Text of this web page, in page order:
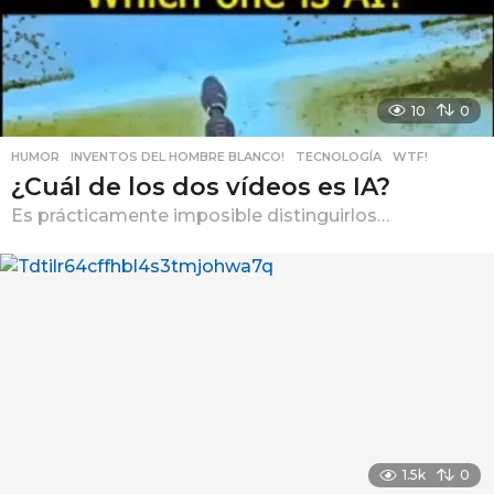
10 0
HUMOR ,INVENTOS DEL HOMBRE BLANCO! ,TECNOLOGÍA ,WTF!
¿Cuál de los dos vídeos es IA?
Es prácticamente imposible distinguirlos…
1.5k 0